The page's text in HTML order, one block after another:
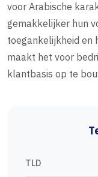
voor Arabische
gemakkelijker hun
toegankelijkheid en
maakt het voor
klantbasis op te
TLD